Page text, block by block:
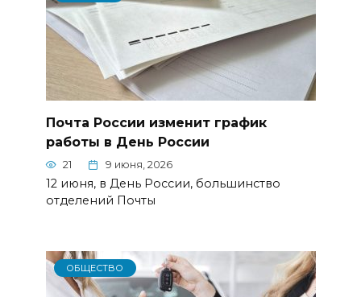
Почта России изменит график
работы в День России
21 9 июня, 2026
12 июня, в День России, большинство
отделений Почты
ОБЩЕСТВО